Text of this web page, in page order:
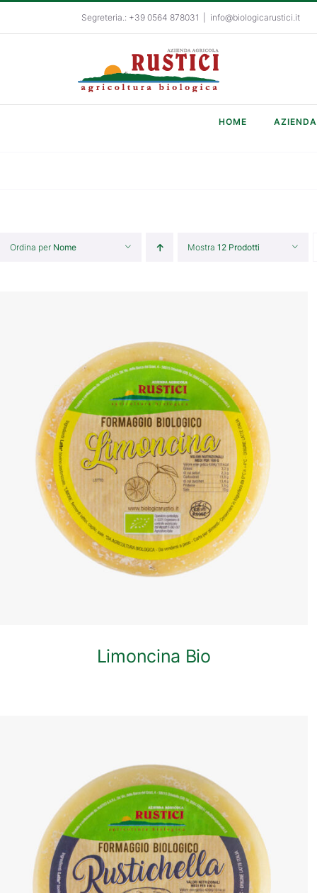
Segreteria.: +39 0564 878031 info@biologicarustici.it
HOME AZIENDA
Ordina per Nome Mostra 12 Prodotti
ANTEPRIMA RAPIDA
Limoncina Bio
ANTEPRIMA RAPIDA